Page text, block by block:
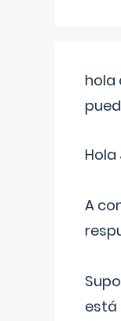
hola
Hola
A
está